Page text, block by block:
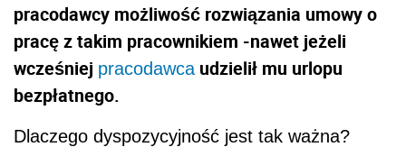
pracodawcy możliwość rozwiązania umowy o
pracę z takim pracownikiem -nawet jeżeli
wcześniej pracodawcaudzielił mu urlopu
bezpłatnego.
Dlaczego dyspozycyjność jest tak ważna?